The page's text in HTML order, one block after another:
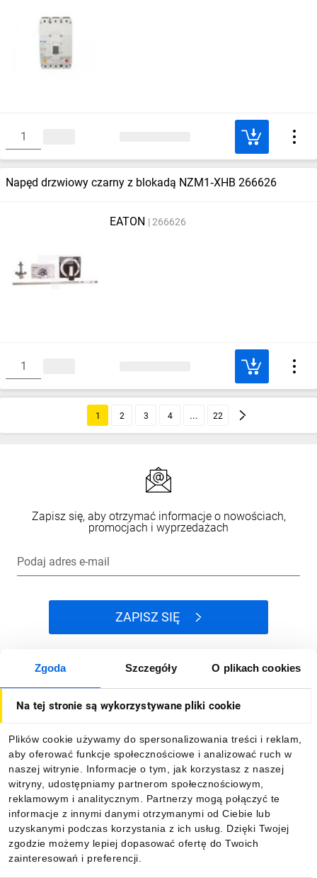
Zgoda Szczegóły O plikach cookies
Na tej stronie są wykorzystywane pliki cookie
Plików cookie używamy do spersonalizowania treści i reklam,
aby oferować funkcje społecznościowe i analizować ruch w
naszej witrynie. Informacje o tym, jak korzystasz z naszej
witryny, udostępniamy partnerom społecznościowym,
reklamowym i analitycznym. Partnerzy mogą połączyć te
informacje z innymi danymi otrzymanymi od Ciebie lub
uzyskanymi podczas korzystania z ich usług. Dzięki Twojej
zgodzie możemy lepiej dopasować ofertę do Twoich
zainteresowań i preferencji.
Napęd drzwiowy czarny z blokadą NZM1‑XHB 266626
EATON 266626
1 2 3 4 22
Zapisz się, aby otrzymać informacje o nowościach,
promocjach i wyprzedażach
Podaj adres e-mail
ZAPISZ SIĘ
Dla kupujących
Informacje
Pobierz naszą aplikację mobilną: